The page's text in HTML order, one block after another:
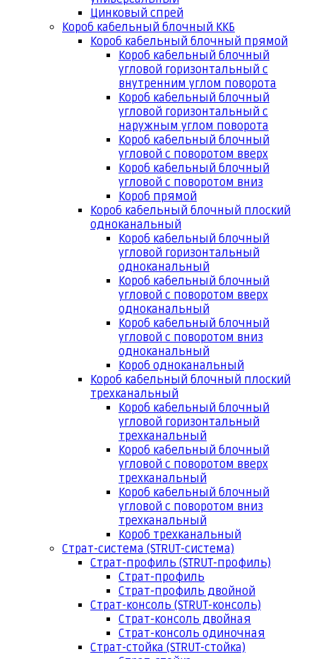
Цинковый спрей
Короб кабельный блочный ККБ
Короб кабельный блочный прямой
Короб кабельный блочный
угловой горизонтальный с
внутренним углом поворота
Короб кабельный блочный
угловой горизонтальный с
наружным углом поворота
Короб кабельный блочный
угловой с поворотом вверх
Короб кабельный блочный
угловой с поворотом вниз
Короб прямой
Короб кабельный блочный плоский
одноканальный
Короб кабельный блочный
угловой горизонтальный
одноканальный
Короб кабельный блочный
угловой с поворотом вверх
одноканальный
Короб кабельный блочный
угловой с поворотом вниз
одноканальный
Короб одноканальный
Короб кабельный блочный плоский
трехканальный
Короб кабельный блочный
угловой горизонтальный
трехканальный
Короб кабельный блочный
угловой с поворотом вверх
трехканальный
Короб кабельный блочный
угловой с поворотом вниз
трехканальный
Короб трехканальный
Страт-система (STRUT-система)
Страт-профиль (STRUT-профиль)
Страт-профиль
Страт-профиль двойной
Страт-консоль (STRUT-консоль)
Страт-консоль двойная
Страт-консоль одиночная
Страт-стойка (STRUT-стойка)